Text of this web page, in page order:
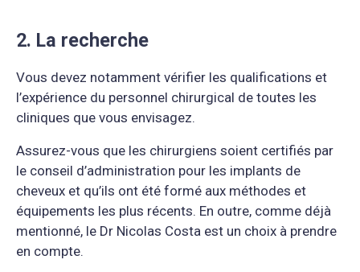
2. La recherche
Vous devez notamment vérifier les qualifications et
l’expérience du personnel chirurgical de toutes les
cliniques que vous envisagez.
Assurez-vous que les chirurgiens soient certifiés par
le conseil d’administration pour les implants de
cheveux et qu’ils ont été formé aux méthodes et
équipements les plus récents. En outre, comme déjà
mentionné, le Dr Nicolas Costa est un choix à prendre
en compte.